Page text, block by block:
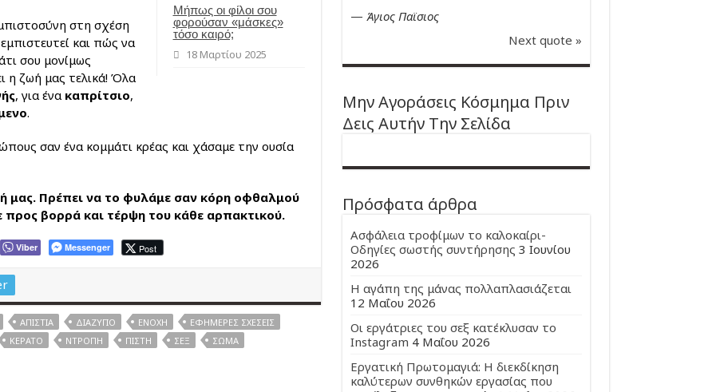
Μήπως οι φίλοι σου
φορούσαν «μάσκες»
τόσο καιρό;
18 Μαρτίου 2025
στη σχέση
και πώς να
σου μονίμως
η ζωή μας τελικά! Όλα
, για ένα καπρίτσιο,
.
σαν ένα κομμάτι κρέας και χάσαμε την ουσία
μας. Πρέπει να το φυλάμε σαν κόρη οφθαλμού
βορρά και τέρψη του κάθε αρπακτικού.
Viber Messenger Post
ΑΠΙΣΤΊΑ ΔΙΑΖΎΓΙΟ ΕΝΟΧΉ
ΕΦΉΜΕΡΕΣ ΣΧΈΣΕΙΣ
ΚΈΡΑΤΟ ΝΤΡΟΠΉ ΠΊΣΤΗ ΣΕΞ
ΣΏΜΑ
— Άγιος Παϊσιος
Next quote »
Μην Αγοράσεις Κόσμημα Πριν
Δεις Αυτήν Την Σελίδα
Πρόσφατα άρθρα
Ασφάλεια τροφίμων το καλοκαίρι-
Οδηγίες σωστής συντήρησης 3 Ιουνίου
2026
Η αγάπη της μάνας πολλαπλασιάζεται
12 Μαΐου 2026
Οι εργάτριες του σεξ κατέκλυσαν το
Instagram 4 Μαΐου 2026
Εργατική Πρωτομαγιά: Η διεκδίκηση
καλύτερων συνθηκών εργασίας που